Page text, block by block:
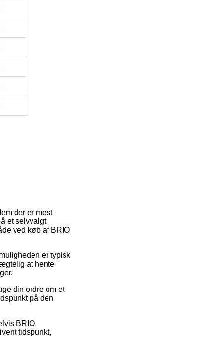
der er mest
et selvvalgt
ved køb af BRIO
er typisk
at hente
din ordre om et
på den
BRIO
tidspunkt,